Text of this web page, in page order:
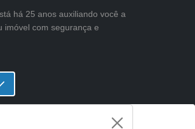
há 25 anos auxiliando você a
imóvel com segurança e